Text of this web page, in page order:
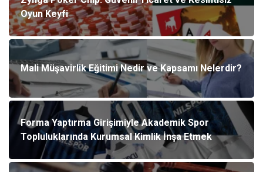
Oyun Keyfi
Mali Müşavirlik Eğitimi Nedir ve Kapsamı Nelerdir?
Forma Yaptırma Girişimiyle Akademik Spor
Topluluklarında Kurumsal Kimlik İnşa Etmek